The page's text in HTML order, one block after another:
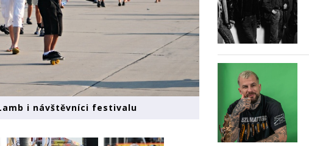
i návštěvníci festivalu